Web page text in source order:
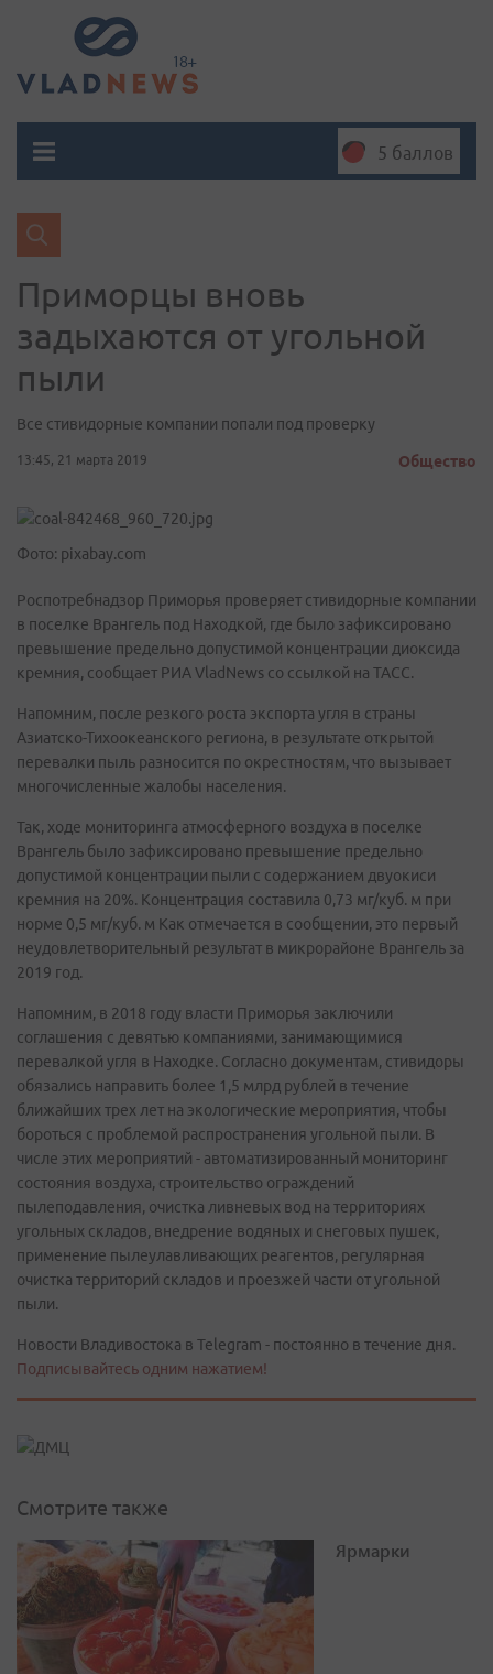
5 баллов
Приморцы вновь
задыхаются от угольной
пыли
Все стивидорные компании попали под проверку
13:45, 21 марта 2019 Общество
Фото: pixabay.com
Роспотребнадзор Приморья проверяет стивидорные компании
в поселке Врангель под Находкой, где было зафиксировано
превышение предельно допустимой концентрации диоксида
кремния, сообщает РИА VladNews со ссылкой на ТАСС.
Напомним, после резкого роста экспорта угля в страны
Азиатско-Тихоокеанского региона, в результате открытой
перевалки пыль разносится по окрестностям, что вызывает
многочисленные жалобы населения.
Так, ходе мониторинга атмосферного воздуха в поселке
Врангель было зафиксировано превышение предельно
допустимой концентрации пыли с содержанием двуокиси
кремния на 20%. Концентрация составила 0,73 мг/куб. м при
норме 0,5 мг/куб. м Как отмечается в сообщении, это первый
неудовлетворительный результат в микрорайоне Врангель за
2019 год.
Напомним, в 2018 году власти Приморья заключили
соглашения с девятью компаниями, занимающимися
перевалкой угля в Находке. Согласно документам, стивидоры
обязались направить более 1,5 млрд рублей в течение
ближайших трех лет на экологические мероприятия, чтобы
бороться с проблемой распространения угольной пыли. В
числе этих мероприятий - автоматизированный мониторинг
состояния воздуха, строительство ограждений
пылеподавления, очистка ливневых вод на территориях
угольных складов, внедрение водяных и снеговых пушек,
применение пылеулавливающих реагентов, регулярная
очистка территорий складов и проезжей части от угольной
пыли.
Новости Владивостока в Telegram - постоянно в течение дня.
Подписывайтесь одним нажатием!
Смотрите также
Ярмарки